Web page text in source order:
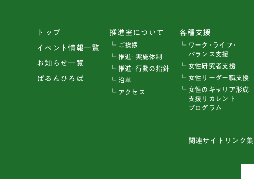
トップ
イベント情報一覧
お知らせ一覧
ぱるんひろば
推進室について
└ ご挨拶
└ 推進･実施体制
└ 推進･行動の指針
└ 沿革
└ アクセス
各種支援
└ ワーク･ライフ･
バランス支援
└ 女性研究者支援
└ 女性リーダー職支援
└ 女性のキャリア形成
支援リカレント
プログラム
関連サイトリンク集